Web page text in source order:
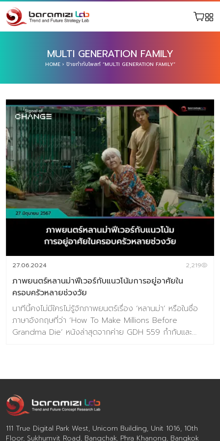
MULTI GENERATION FAMILY
HOME› ป้ายกำกับโพสท์ “MULTI GENERATION FAMILY”
27.06.2024 2,219
ภาพยนตร์หลานม่าฟีเวอร์กับแนวโน้มการอยู่อาศัยใน
ครอบครัวหลายช่วงวัย
นาทีนี้คงไม่มีใครไม่รู้จักภาพยนตร์เรื่อง ‘หลานม่า’ หรือในชื่อ
ภาษาอังกฤษที่ว่า ‘How To Make Millions Before
Grandma Die’ หนังล่าสุดจากค่าย GDH 559 กำกับและ
มาสร้างสถิติเป็นภาพยนตร์ไทยที่ทำรายได้สูงสุดตลอดกาล
เอเชียตะวันออกเฉียงใต้ ปัจจุบันภาพยนตร์หลานม่ากวาดราย
ได้ในแต่ละประเทศในเอเชียไปได้อย่างท่วมท้น ประกอบไปด้วย
ประเทศไทย 337 ล้านบาท, มาเลเซีย 116 ล้านบาท, อินโดนีเซีย
412 ล้านบาท, สิงคโปร์ 91 ล้านบาท, ฟิลิปปินส์ 42 ล้านบาท,
111 True Digital Park West, Unicorn Building, Unit 1016, 10th
Floor, Sukhumvit Road, Bangchak, Phra Khanong, Bangkok